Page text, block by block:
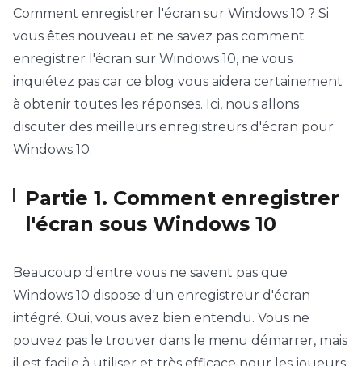
Comment enregistrer l'écran sur Windows 10 ? Si
vous êtes nouveau et ne savez pas comment
enregistrer l'écran sur Windows 10, ne vous
inquiétez pas car ce blog vous aidera certainement
à obtenir toutes les réponses. Ici, nous allons
discuter des meilleurs enregistreurs d'écran pour
Windows 10.
Partie 1. Comment enregistrer
l'écran sous Windows 10
Beaucoup d'entre vous ne savent pas que
Windows 10 dispose d'un enregistreur d'écran
intégré. Oui, vous avez bien entendu. Vous ne
pouvez pas le trouver dans le menu démarrer, mais